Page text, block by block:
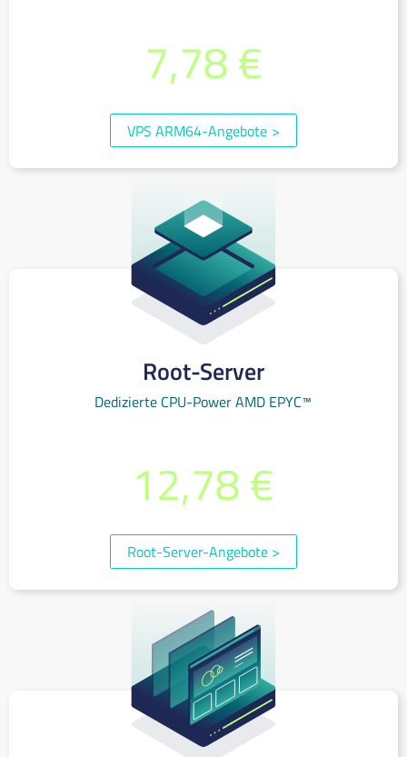
7,78 €
VPS ARM64-Angebote >
Root-Server
Dedizierte CPU-Power AMD EPYC™
12,78 €
Root-Server-Angebote >